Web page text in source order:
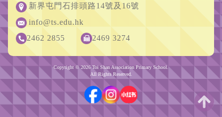
新界屯門石排頭路14號及16號
info@ts.edu.hk
2462 2855
2469 3274
Copyright © 2026 Toi Shan Association Primary School.
All Rights Reserved.